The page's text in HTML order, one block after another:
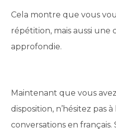
Cela montre que vous
répétition, mais aussi une
approfondie.
Maintenant que vous
disposition, n’hésitez pas
conversations en français.